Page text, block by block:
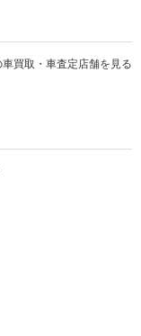
買取・車査定店舗を見る